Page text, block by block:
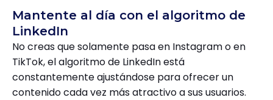
Mantente al día con el algoritmo de
LinkedIn
No creas que solamente pasa en Instagram o en
TikTok, el algoritmo de LinkedIn está
constantemente ajustándose para ofrecer un
contenido cada vez más atractivo a sus usuarios.